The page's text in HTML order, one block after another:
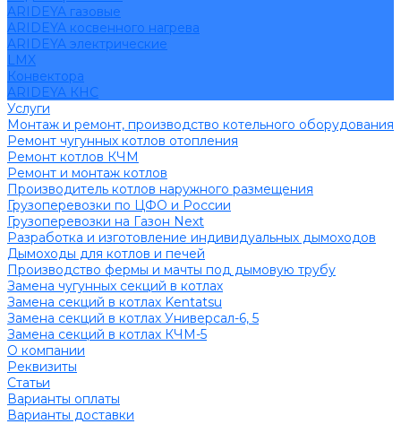
ARIDEYA газовые
ARIDEYA косвенного нагрева
ARIDEYA электрические
LMX
Конвектора
ARIDEYA КНС
Услуги
Монтаж и ремонт, производство котельного оборудования
Ремонт чугунных котлов отопления
Ремонт котлов КЧМ
Ремонт и монтаж котлов
Производитель котлов наружного размещения
Грузоперевозки по ЦФО и России
Грузоперевозки на Газон Next
Разработка и изготовление индивидуальных дымоходов
Дымоходы для котлов и печей
Производство фермы и мачты под дымовую трубу
Замена чугунных секций в котлах
Замена секций в котлах Kentatsu
Замена секций в котлах Универсал-6, 5
Замена секций в котлах КЧМ-5
О компании
Реквизиты
Статьи
Варианты оплаты
Варианты доставки